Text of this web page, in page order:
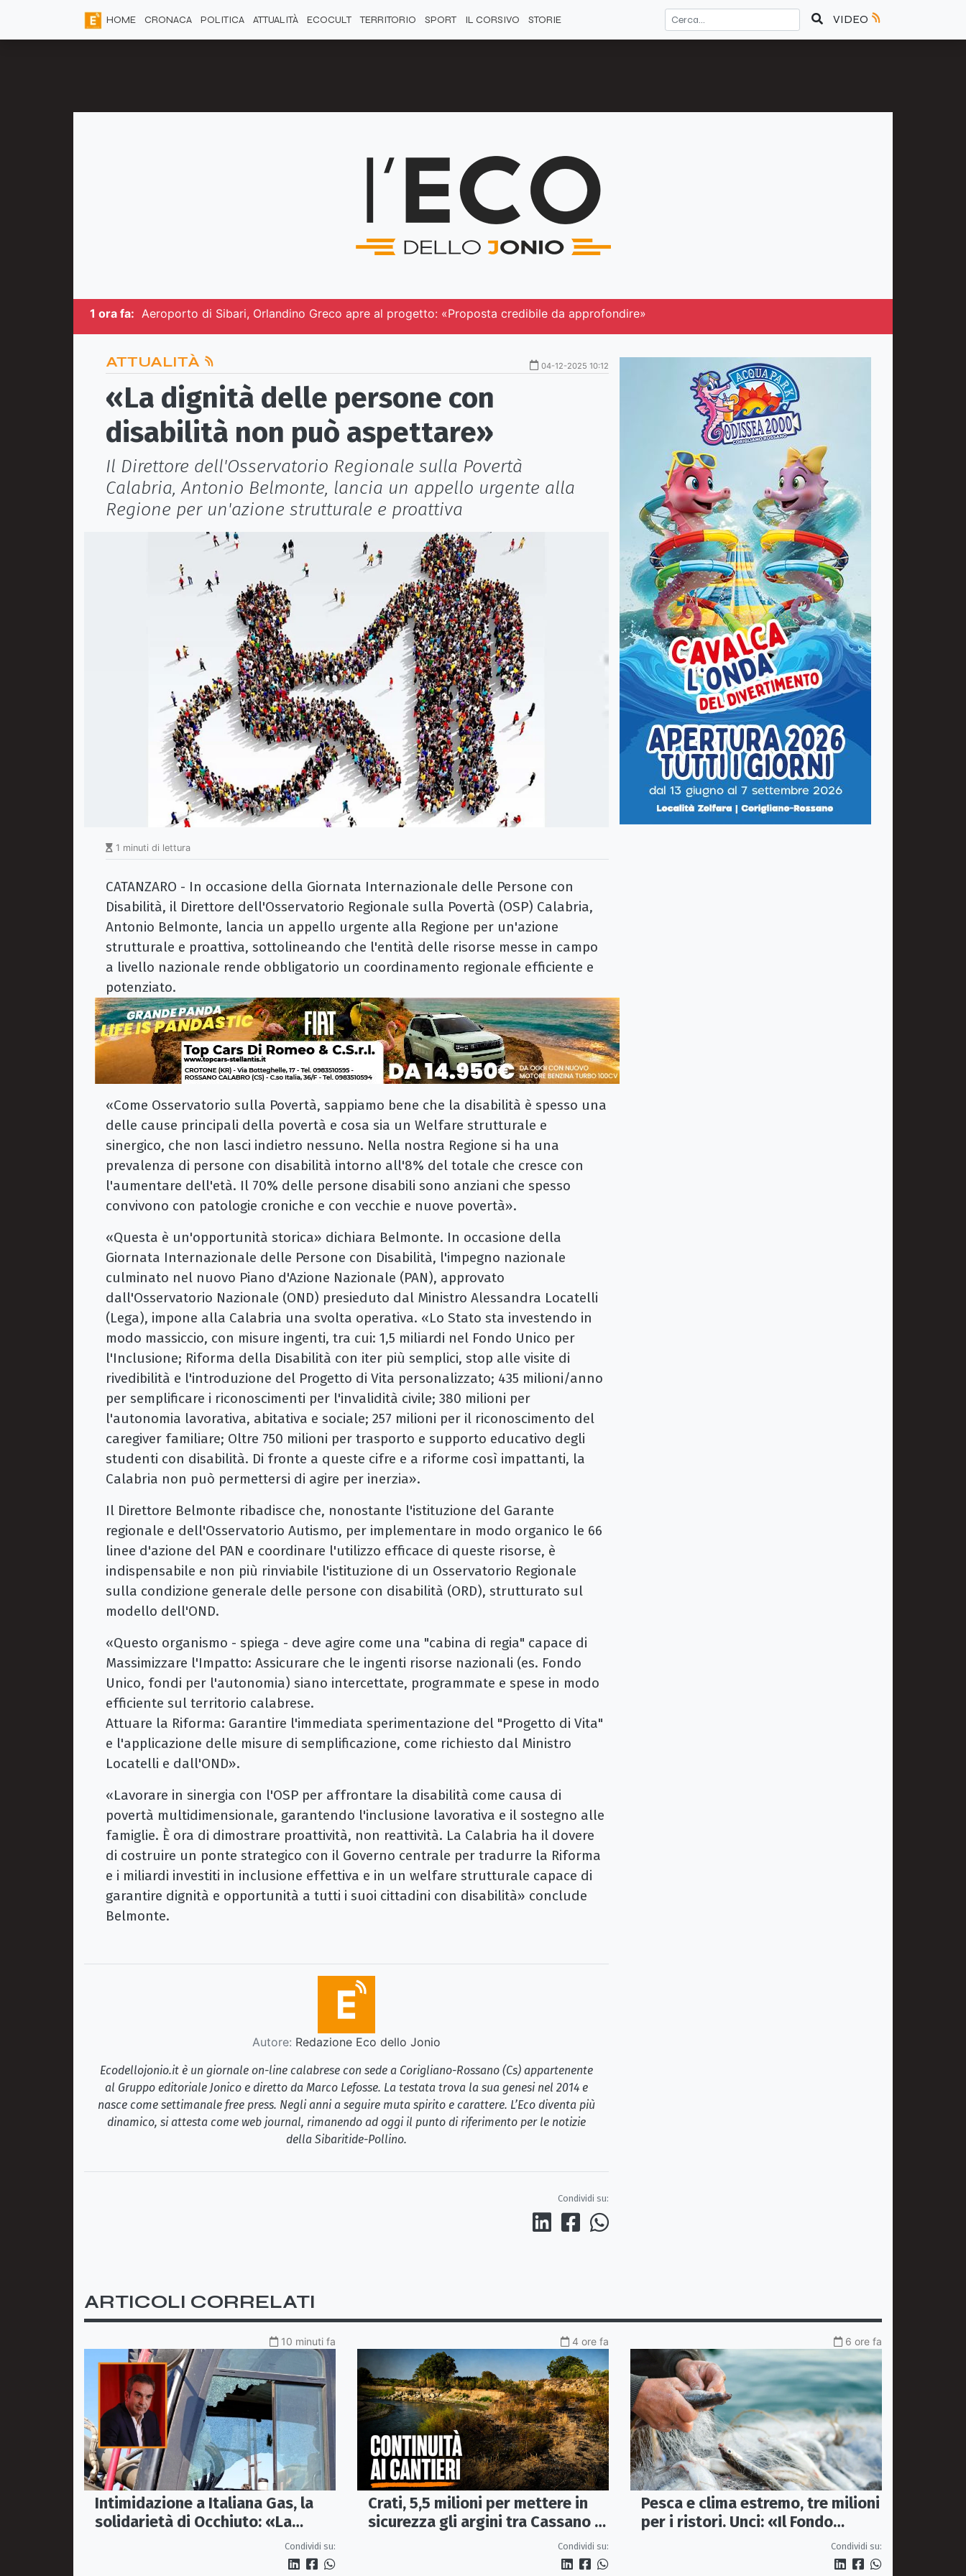
HOME CRONACA POLITICA ATTUALITÀ ECOCULT TERRITORIO SPORT IL CORSIVO STORIE VIDEO
1 ora fa: Aeroporto di Sibari, Orlandino Greco apre al progetto: «Proposta credibile da approfondire»
ATTUALITÀ 04-12-2025 10:12
«La dignità delle persone con
disabilità non può aspettare»
Il Direttore dell'Osservatorio Regionale sulla Povertà
Calabria, Antonio Belmonte, lancia un appello urgente alla
Regione per un'azione strutturale e proattiva
1 minuti di lettura
CATANZARO - In occasione della Giornata Internazionale delle Persone con
Disabilità, il Direttore dell'Osservatorio Regionale sulla Povertà (OSP) Calabria,
Antonio Belmonte, lancia un appello urgente alla Regione per un'azione
strutturale e proattiva, sottolineando che l'entità delle risorse messe in campo
a livello nazionale rende obbligatorio un coordinamento regionale efficiente e
potenziato.
«Come Osservatorio sulla Povertà, sappiamo bene che la disabilità è spesso una
delle cause principali della povertà e cosa sia un Welfare strutturale e
sinergico, che non lasci indietro nessuno. Nella nostra Regione si ha una
prevalenza di persone con disabilità intorno all'8% del totale che cresce con
l'aumentare dell'età. Il 70% delle persone disabili sono anziani che spesso
convivono con patologie croniche e con vecchie e nuove povertà».
​«Questa è un'opportunità storica» dichiara Belmonte.​ In occasione della
Giornata Internazionale delle Persone con Disabilità, l'impegno nazionale
culminato nel nuovo Piano d'Azione Nazionale (PAN), approvato
dall'Osservatorio Nazionale (OND) presieduto dal Ministro Alessandra Locatelli
(Lega), impone alla Calabria una svolta operativa. «Lo Stato sta investendo in
modo massiccio, con misure ingenti, tra cui: ​1,5 miliardi nel Fondo Unico per
l'Inclusione; ​Riforma della Disabilità con iter più semplici, stop alle visite di
rivedibilità e l'introduzione del Progetto di Vita personalizzato; ​435 milioni/anno
per semplificare i riconoscimenti per l'invalidità civile; ​380 milioni per
l'autonomia lavorativa, abitativa e sociale; ​257 milioni per il riconoscimento del
caregiver familiare; ​Oltre 750 milioni per trasporto e supporto educativo degli
studenti con disabilità. ​Di fronte a queste cifre e a riforme così impattanti, la
Calabria non può permettersi di agire per inerzia».
​Il Direttore Belmonte ribadisce che, nonostante l'istituzione del Garante
regionale e dell'Osservatorio Autismo, per implementare in modo organico le 66
linee d'azione del PAN e coordinare l'utilizzo efficace di queste risorse, è
indispensabile e non più rinviabile l'istituzione di un Osservatorio Regionale
sulla condizione generale delle persone con disabilità (ORD), strutturato sul
modello dell'OND.
​«Questo organismo - spiega - deve agire come una "cabina di regia" capace di ​
Massimizzare l'Impatto: Assicurare che le ingenti risorse nazionali (es. Fondo
Unico, fondi per l'autonomia) siano intercettate, programmate e spese in modo
efficiente sul territorio calabrese.
​Attuare la Riforma: Garantire l'immediata sperimentazione del "Progetto di Vita"
e l'applicazione delle misure di semplificazione, come richiesto dal Ministro
Locatelli e dall'OND».
​«Lavorare in sinergia con l'OSP per affrontare la disabilità come causa di
povertà multidimensionale, garantendo l'inclusione lavorativa e il sostegno alle
famiglie. È ora di dimostrare proattività, non reattività. La Calabria ha il dovere
di costruire un ponte strategico con il Governo centrale per tradurre la Riforma
e i miliardi investiti in inclusione effettiva e in un welfare strutturale capace di
garantire dignità e opportunità a tutti i suoi cittadini con disabilità» conclude
Belmonte.
Autore: Redazione Eco dello Jonio
Ecodellojonio.it è un giornale on-line calabrese con sede a Corigliano-Rossano (Cs) appartenente
al Gruppo editoriale Jonico e diretto da Marco Lefosse. La testata trova la sua genesi nel 2014 e
nasce come settimanale free press. Negli anni a seguire muta spirito e carattere. L’Eco diventa più
dinamico, si attesta come web journal, rimanendo ad oggi il punto di riferimento per le notizie
della Sibaritide-Pollino.
Condividi su:
ARTICOLI CORRELATI
10 minuti fa
Intimidazione a Italiana Gas, la
solidarietà di Occhiuto: «La
Calabria onesta non arretra»Condividi su:
4 ore fa
Crati, 5,5 milioni per mettere in
sicurezza gli argini tra Cassano e
Condividi su:
6 ore fa
Pesca e clima estremo, tre milioni
per i ristori. Unci: «Il Fondo
Condividi su: